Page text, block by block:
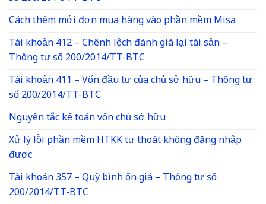
Cách thêm mới đơn mua hàng vào phần mềm Misa
Tài khoản 412 – Chênh lệch đánh giá lại tài sản –
Thông tư số 200/2014/TT-BTC
Tài khoản 411 – Vốn đầu tư của chủ sở hữu – Thông tư
số 200/2014/TT-BTC
Nguyên tắc kế toán vốn chủ sở hữu
Xử lý lỗi phần mềm HTKK tự thoát không đăng nhập
được
Tài khoản 357 – Quỹ bình ổn giá – Thông tư số
200/2014/TT-BTC